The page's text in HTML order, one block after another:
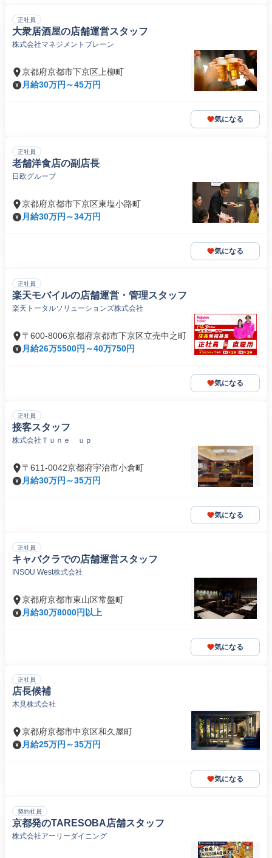
正社員
大衆居酒屋の店舗運営スタッフ
株式会社マネジメントブレーン
京都府京都市下京区上柳町
月給30万円～45万円
気になる
正社員
老舗洋食店の副店長
日欧グループ
京都府京都市下京区東塩小路町
月給30万円～34万円
気になる
正社員
楽天モバイルの店舗運営・管理スタッフ
楽天トータルソリューションズ株式会社
〒600-8006京都府京都市下京区立売中之町
月給26万5500円～40万750円
気になる
正社員
接客スタッフ
株式会社Ｔｕｎｅ ｕｐ
〒611-0042京都府宇治市小倉町
月給30万円～35万円
気になる
正社員
キャバクラでの店舗運営スタッフ
INSOU West株式会社
京都府京都市東山区常盤町
月給30万8000円以上
気になる
正社員
店長候補
木見株式会社
京都府京都市中京区和久屋町
月給25万円～35万円
気になる
契約社員
京都発のTARESOBA店舗スタッフ
株式会社アーリーダイニング